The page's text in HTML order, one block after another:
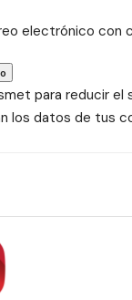
electrónico con
para reducir el
los datos de tus